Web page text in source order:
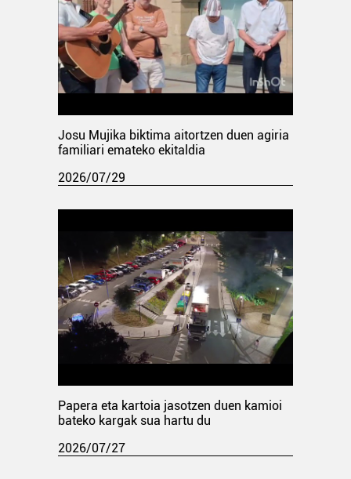
Josu Mujika biktima aitortzen duen agiria
familiari emateko ekitaldia
2026/07/29
Papera eta kartoia jasotzen duen kamioi
bateko kargak sua hartu du
2026/07/27